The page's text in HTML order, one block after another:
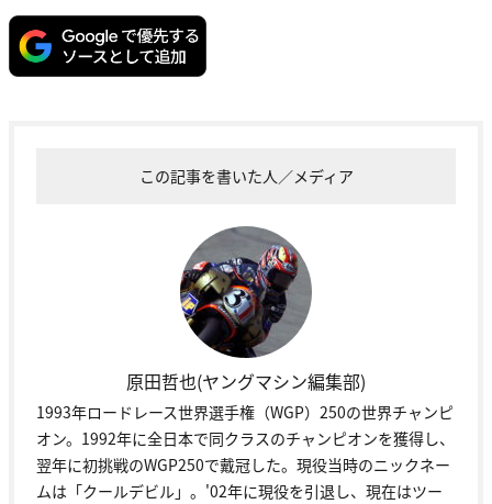
この記事を書いた人／メディア
原田哲也(ヤングマシン編集部)
1993年ロードレース世界選手権（WGP）250の世界チャンピ
オン。1992年に全日本で同クラスのチャンピオンを獲得し、
翌年に初挑戦のWGP250で戴冠した。現役当時のニックネー
ムは「クールデビル」。'02年に現役を引退し、現在はツー